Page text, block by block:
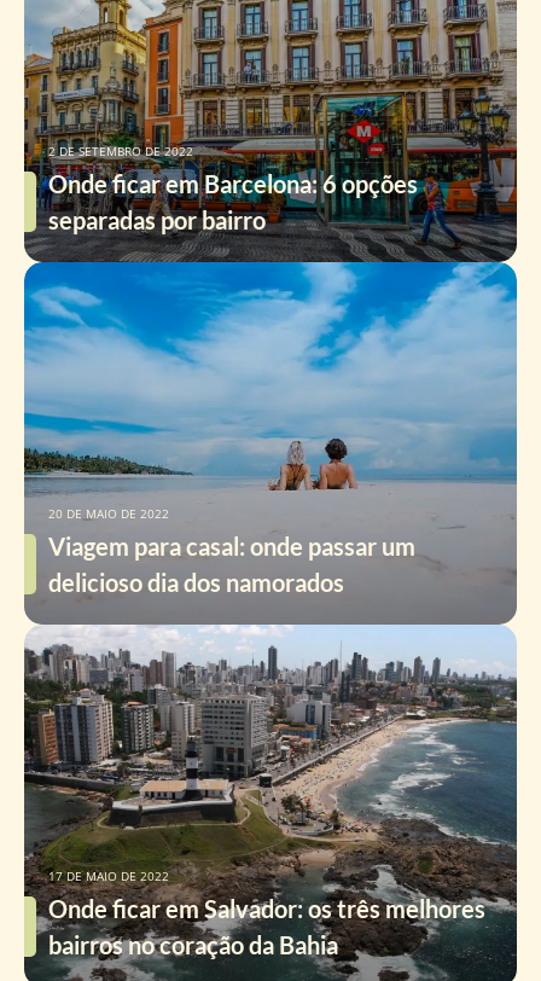
Onde ficar em Barcelona: 6 opções
separadas por bairro
2 DE SETEMBRO DE 2022
Viagem para casal: onde passar um
delicioso dia dos namorados
20 DE MAIO DE 2022
Onde ficar em Salvador: os três melhores
bairros no coração da Bahia
17 DE MAIO DE 2022